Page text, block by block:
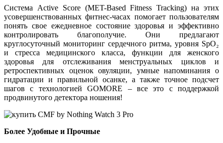
Система Active Score (MET-Based Fitness Tracking) на этих
усовершенствованных фитнес-часах помогает пользователям
понять свое ежедневное состояние здоровья и эффективно
контролировать благополучие. Они предлагают
круглосуточный мониторинг сердечного ритма, уровня SpO₂
и стресса медицинского класса, функции для женского
здоровья для отслеживания менструальных циклов и
ретроспективных оценок овуляции, умные напоминания о
гидратации и правильной осанке, а также точное подсчет
шагов с технологией GOMORE – все это с поддержкой
продвинутого детектора ношения!
Более Удобные и Прочные